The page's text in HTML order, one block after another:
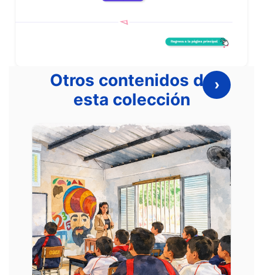
Otros contenidos de
esta colección
›